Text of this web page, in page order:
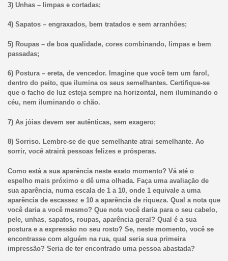
3) Unhas – limpas e cortadas;
4) Sapatos – engraxados, bem tratados e sem arranhões;
5) Roupas – de boa qualidade, cores combinando, limpas e bem
passadas;
6) Postura – ereta, de vencedor. Imagine que você tem um farol,
dentro do peito, que ilumina os seus semelhantes. Certifique-se
que o facho de luz esteja sempre na horizontal, nem iluminando o
céu, nem iluminando o chão.
7) As jóias devem ser autênticas, sem exagero;
8) Sorriso. Lembre-se de que semelhante atrai semelhante. Ao
sorrir, você atrairá pessoas felizes e prósperas.
Como está a sua aparência neste exato momento? Vá até o
espelho mais próximo e dê uma olhada. Faça uma avaliação de
sua aparência, numa escala de 1 a 10, onde 1 equivale a uma
aparência de escassez e 10 a aparência de riqueza. Qual a nota que
você daria a você mesmo? Que nota você daria para o seu cabelo,
pele, unhas, sapatos, roupas, aparência geral? Qual é a sua
postura e a expressão no seu rosto? Se, neste momento, você se
encontrasse com alguém na rua, qual seria sua primeira
impressão? Seria de ter encontrado uma pessoa abastada?